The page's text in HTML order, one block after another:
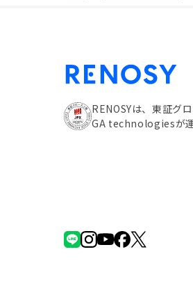
RENOSYは、東証グ
GA technologiesが運